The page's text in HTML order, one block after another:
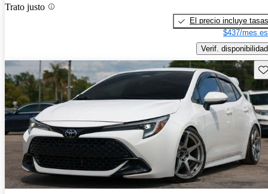
Trato justo
El precio incluye tasas
$437/mes
Verif. disponibilidad